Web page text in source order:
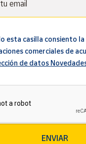
email
esta casilla consiento la
comerciales de
de datos
ENVIAR